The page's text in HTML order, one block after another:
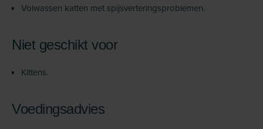
Volwassen katten met spijsverteringsproblemen.
Niet geschikt voor
Kittens.
Voedingsadvies